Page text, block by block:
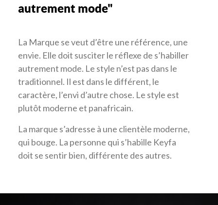
autrement mode"
La Marque se veut d’être une référence, une
envie. Elle doit susciter le réflexe de s’habiller
autrement mode. Le style n’est pas dans le
traditionnel. Il est dans le différent, le
caractère, l’envi d’autre chose. Le style est
plutôt moderne et panafricain.
La marque s’adresse à une clientèle moderne,
qui bouge. La personne qui s’habille Keyfa
doit se sentir bien, différente des autres.